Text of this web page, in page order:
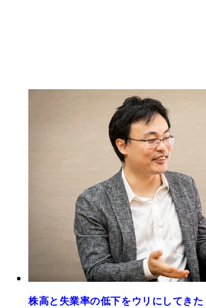
株高と失業率の低下をウリにしてき